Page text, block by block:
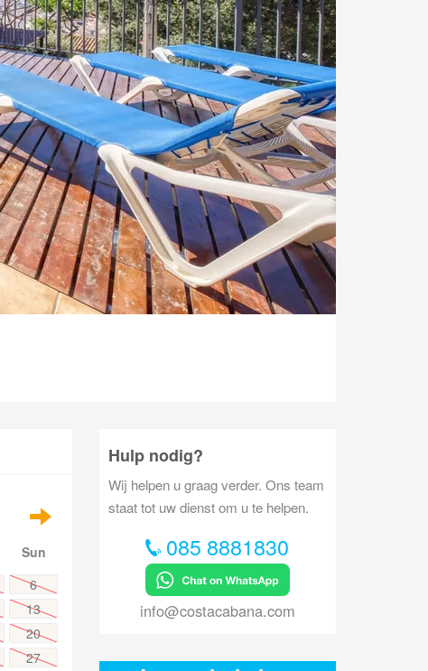
Sun
6
13
20
27
Hulp nodig?
Wij helpen u graag verder. Ons team
staat tot uw dienst om u te helpen.
085 8881830
info@costacabana.com